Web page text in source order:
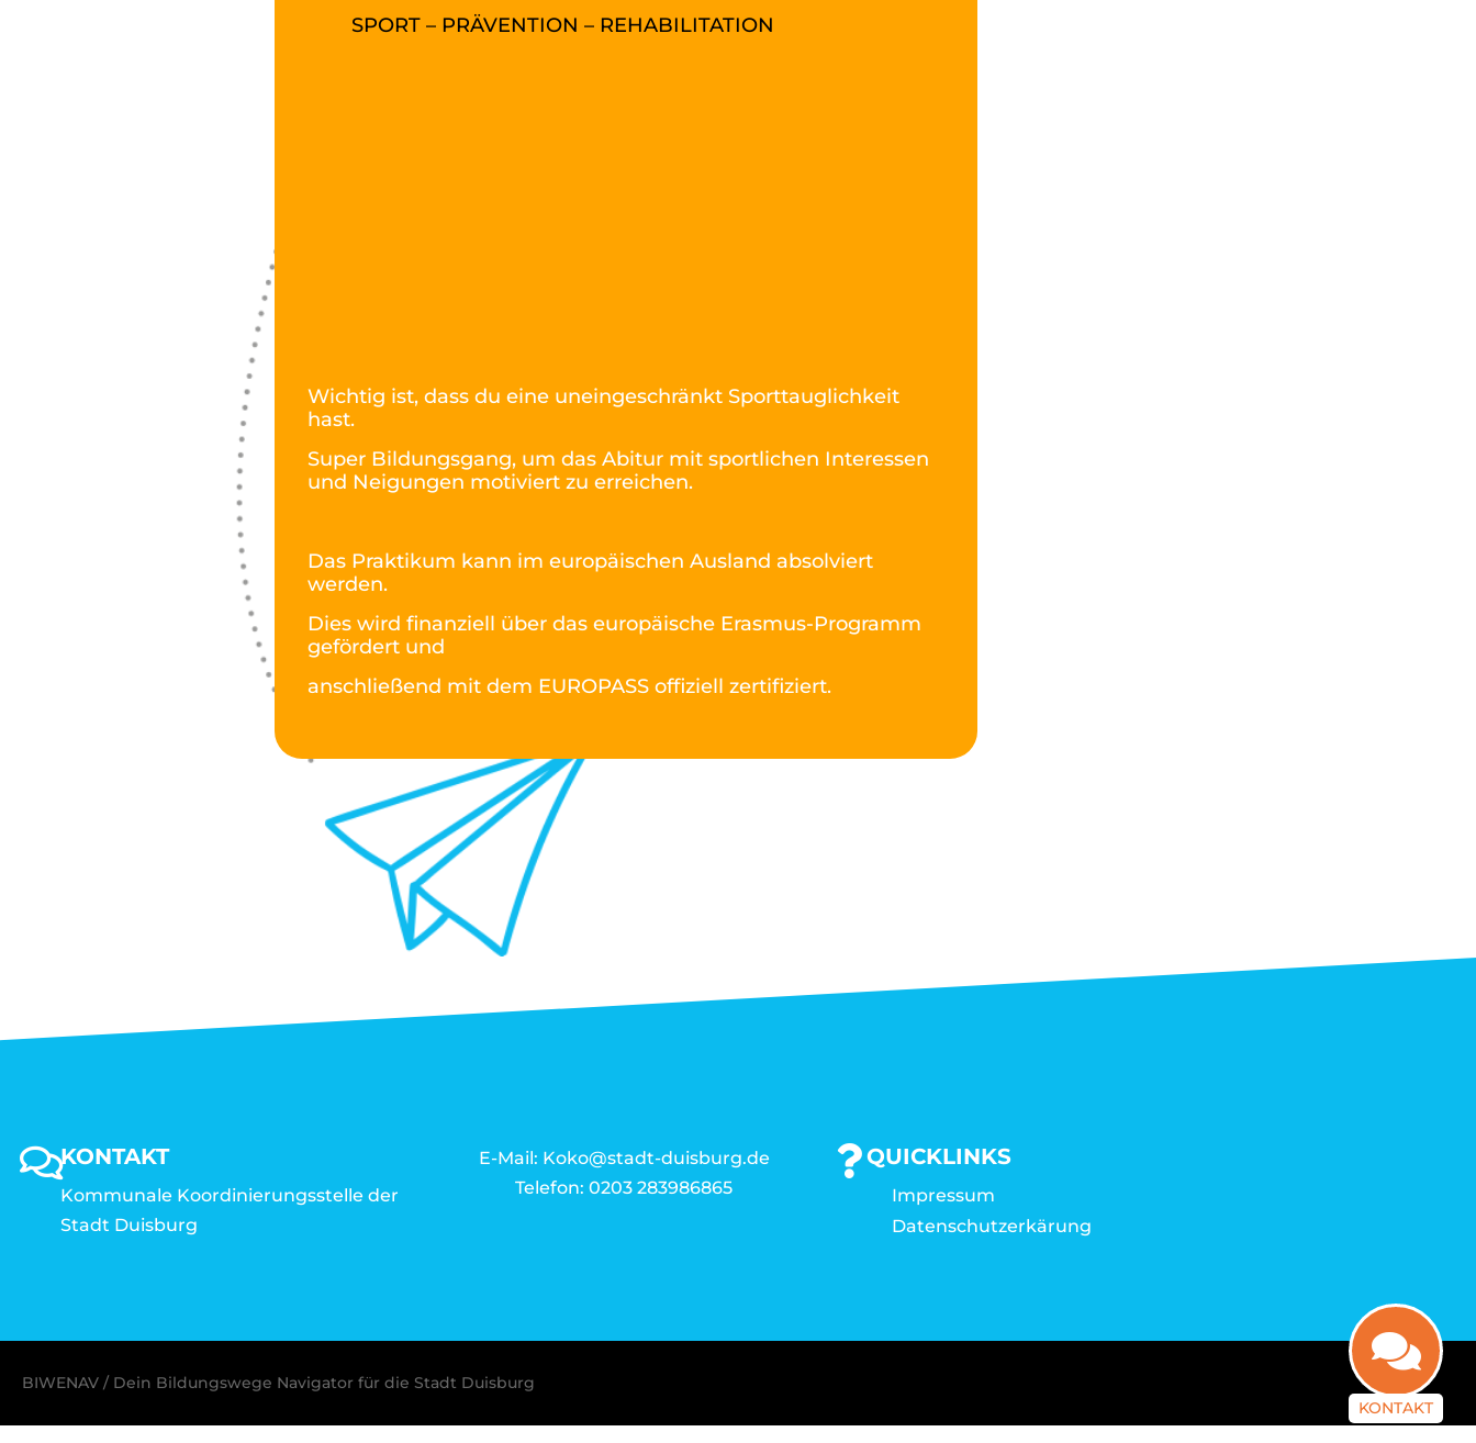
SPORT – PRÄVENTION – REHABILITATION
Wichtig ist, dass du eine uneingeschränkt Sporttauglichkeit
hast.
Super Bildungsgang, um das Abitur mit sportlichen Interessen
und Neigungen motiviert zu erreichen.
Das Praktikum kann im europäischen Ausland absolviert
werden.
Dies wird finanziell über das europäische Erasmus-Programm
gefördert und
anschließend mit dem EUROPASS offiziell zertifiziert.
KONTAKT
Kommunale Koordinierungsstelle der
Stadt Duisburg
E-Mail: Koko@stadt-duisburg.de
Telefon: 0203 283986865
QUICKLINKS
Impressum
Datenschutzerkärung
BIWENAV / Dein Bildungswege Navigator für die Stadt Duisburg
KONTAKT